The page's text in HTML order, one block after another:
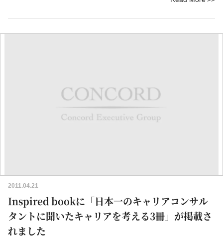
2011.04.21
Inspired bookに「日本一のキャリアコンサル
タントに聞いたキャリアを考える3冊」が掲載さ
れました